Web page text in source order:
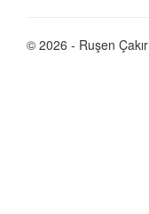
© 2026 - Ruşen Çakır